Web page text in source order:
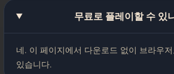
무료로 플레이할 수 있
네. 이 페이지에서 다운로드 없이 브라우
있습니다.